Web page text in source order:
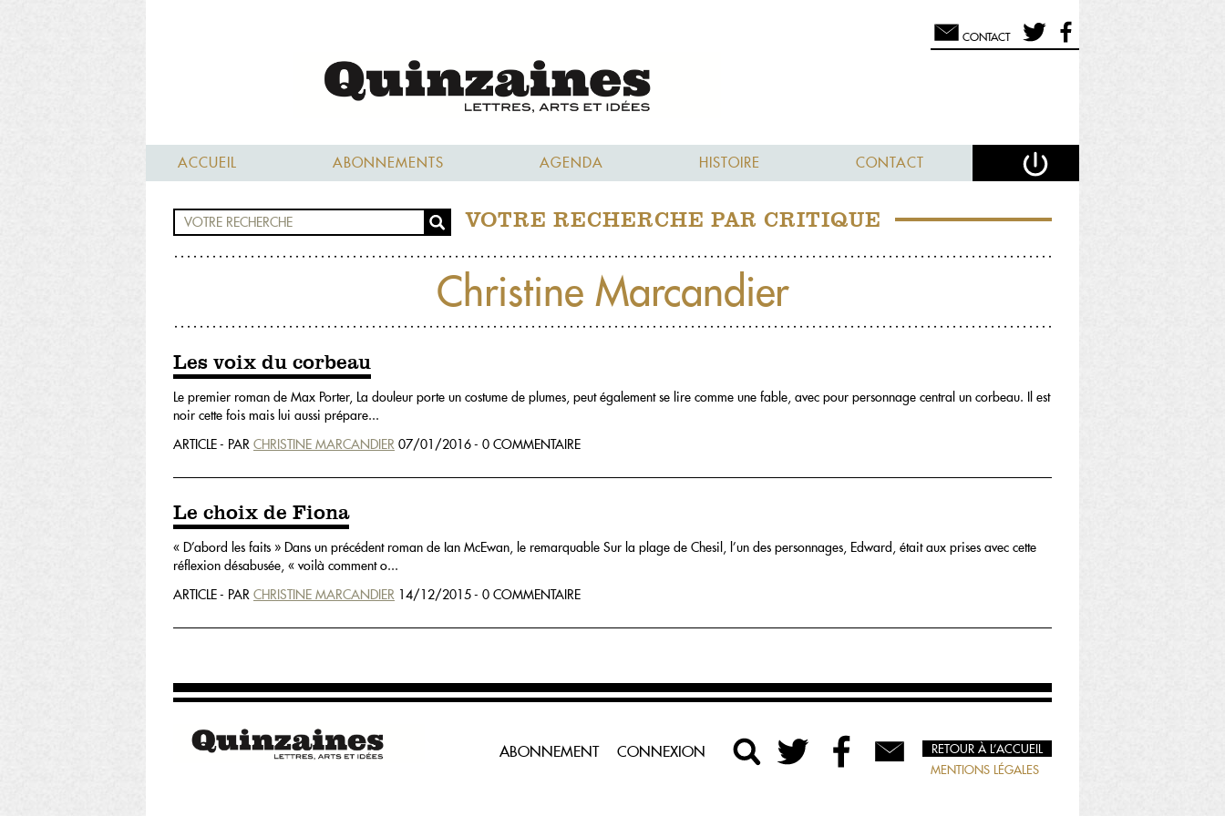
CONTACT
ACCUEIL ABONNEMENTS AGENDA HISTOIRE CONTACT
VOTRE RECHERCHE PAR CRITIQUE
Christine Marcandier
Les voix du corbeau
Le premier roman de Max Porter, La douleur porte un costume de plumes, peut également se lire comme une fable, avec pour personnage central un corbeau. Il est
noir cette fois mais lui aussi prépare...
ARTICLE - PAR CHRISTINE MARCANDIER 07/01/2016 - 0 COMMENTAIRE
Le choix de Fiona
« D’abord les faits » Dans un précédent roman de Ian McEwan, le remarquable Sur la plage de Chesil, l’un des personnages, Edward, était aux prises avec cette
réflexion désabusée, « voilà comment o...
ARTICLE - PAR CHRISTINE MARCANDIER 14/12/2015 - 0 COMMENTAIRE
ABONNEMENT CONNEXION
RETOUR À L’ACCUEIL
MENTIONS LÉGALES